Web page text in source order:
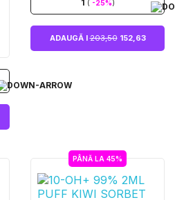
1 ( -25%)
ADAUGĂ I203,50152,63
PÂNĂ LA 45%